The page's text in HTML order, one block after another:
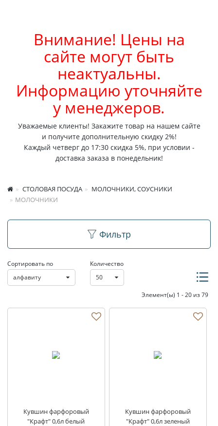
Внимание! Цены на
сайте могут быть
неактуальны.
Информацию уточняйте
у менеджеров.
Уважаемые клиенты! Закажите товар на нашем сайте
и получите дополнительную скидку 2%!
Каждый четверг до 17:30 скидка 5%, при условии -
доставка заказа в понедельник!
СТОЛОВАЯ ПОСУДА
МОЛОЧНИКИ, СОУСНИКИ
МОЛОЧНИКИ
МолочникиФильтр
Сортировать по
алфавиту
Количество
50
Элемент(ы) 1 - 20 из 79
Кувшин фарфоровый
"Крафт" 0,6л белый
Кувшин фарфоровый
"Крафт" 0,6л зеленый